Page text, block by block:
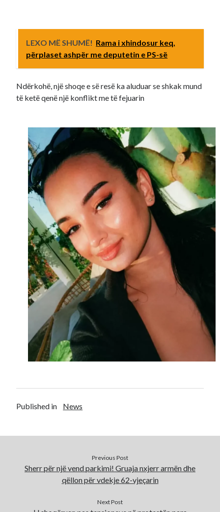
LEXO MË SHUMË! Rama i xhindosur keq,
përplaset ashpër me deputetin e PS-së
Ndërkohë, një shoqe e së resë ka aluduar se shkak mund
të ketë qenë një konflikt me të fejuarin
Published in News
Previous Post
Sherr për një vend parkimi! Gruaja nxjerr armën dhe
qëllon për vdekje 62-vjeçarin
Next Post